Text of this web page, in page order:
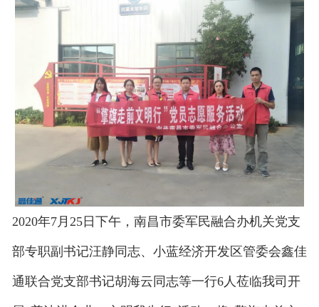
2020年7月25日下午，南昌市委军民融合办机关党支
部专职副书记汪静同志、小蓝经济开发区管委会鑫佳
通联合党支部书记胡海云同志等一行6人莅临我司开